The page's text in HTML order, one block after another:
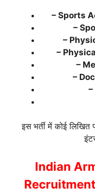
– Sports
–
–
–
–
–
इस भर्ती में कोई लिखित
Indian